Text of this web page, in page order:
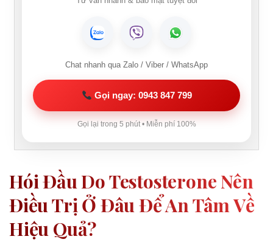
Chat nhanh qua Zalo / Viber / WhatsApp
Gọi ngay: 0943 847 799
Gọi lại trong 5 phút • Miễn phí 100%
Hói Đầu Do Testosterone Nên
Điều Trị Ở Đâu Để An Tâm Về
Hiệu Quả?